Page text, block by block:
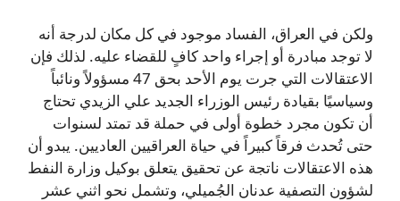
ولكن في العراق، الفساد موجود في كل مكان لدرجة أنه
لا توجد مبادرة أو إجراء واحد كافٍ للقضاء عليه. لذلك فإن
الاعتقالات التي جرت يوم الأحد بحق 47 مسؤولاً ونائباً
وسياسيًا بقيادة رئيس الوزراء الجديد علي الزيدي تحتاج
أن تكون مجرد خطوة أولى في حملة قد تمتد لسنوات
حتى تُحدث فرقاً كبيراً في حياة العراقيين العاديين. يبدو أن
هذه الاعتقالات ناتجة عن تحقيق يتعلق بوكيل وزارة النفط
لشؤون التصفية عدنان الجُميلي، وتشمل نحو اثني عشر